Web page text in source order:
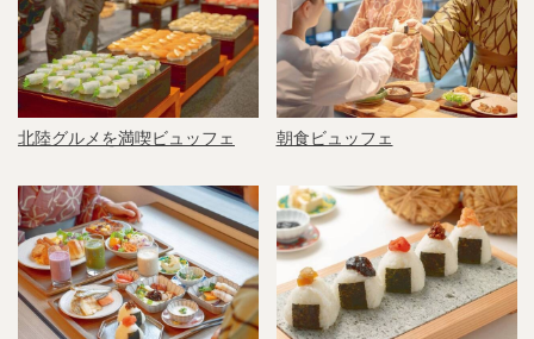
北陸グルメを満喫ビュッフェ 朝食ビュッフェ